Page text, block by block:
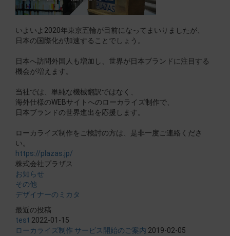
いよいよ2020年東京五輪が目前になってまいりましたが、
日本の国際化が加速することでしょう。
日本へ訪問外国人も増加し、世界が日本ブランドに注目する
機会が増えます。
当社では、単純な機械翻訳ではなく、
海外仕様のWEBサイトへのローカライズ制作で、
日本ブランドの世界進出を応援します。
ローカライズ制作をご検討の方は、是非一度ご連絡くださ
い。
https://plazas.jp/
株式会社プラザス
お知らせ
その他
デザイナーのミカタ
最近の投稿
test 2022-01-15
ローカライズ制作 サービス開始のご案内 2019-02-05